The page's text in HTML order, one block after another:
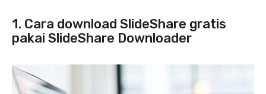
1. Cara download SlideShare gratis
pakai SlideShare Downloader